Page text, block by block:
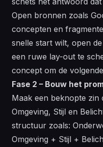
Open bronnen zoals
concepten en
snelle start wilt, open
een ruwe lay-out te
concept om de
Fase 2 – Bouw het
Maak een beknopte zin
Omgeving, Stijl en
structuur zoals:
Omgeving + Stijl +